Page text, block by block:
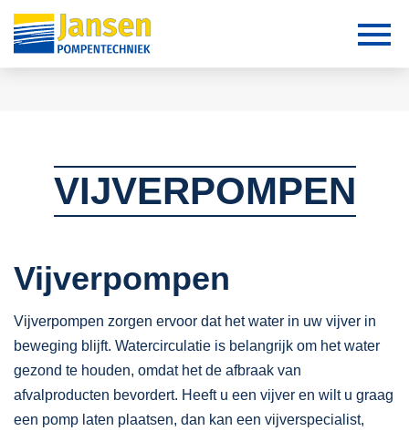
VIJVERPOMPEN
Vijverpompen
Vijverpompen zorgen ervoor dat het water in uw vijver in
beweging blijft. Watercirculatie is belangrijk om het water
gezond te houden, omdat het de afbraak van
afvalproducten bevordert. Heeft u een vijver en wilt u graag
een pomp laten plaatsen, dan kan een vijverspecialist,